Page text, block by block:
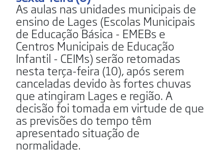
As aulas nas unidades municipais de
ensino de Lages (Escolas Municipais
de Educação Básica - EMEBs e
Centros Municipais de Educação
Infantil - CEIMs) serão retomadas
nesta terça-feira (10), após serem
canceladas devido às fortes chuvas
que atingiram Lages e região. A
decisão foi tomada em virtude de que
as previsões do tempo têm
apresentado situação de
normalidade.